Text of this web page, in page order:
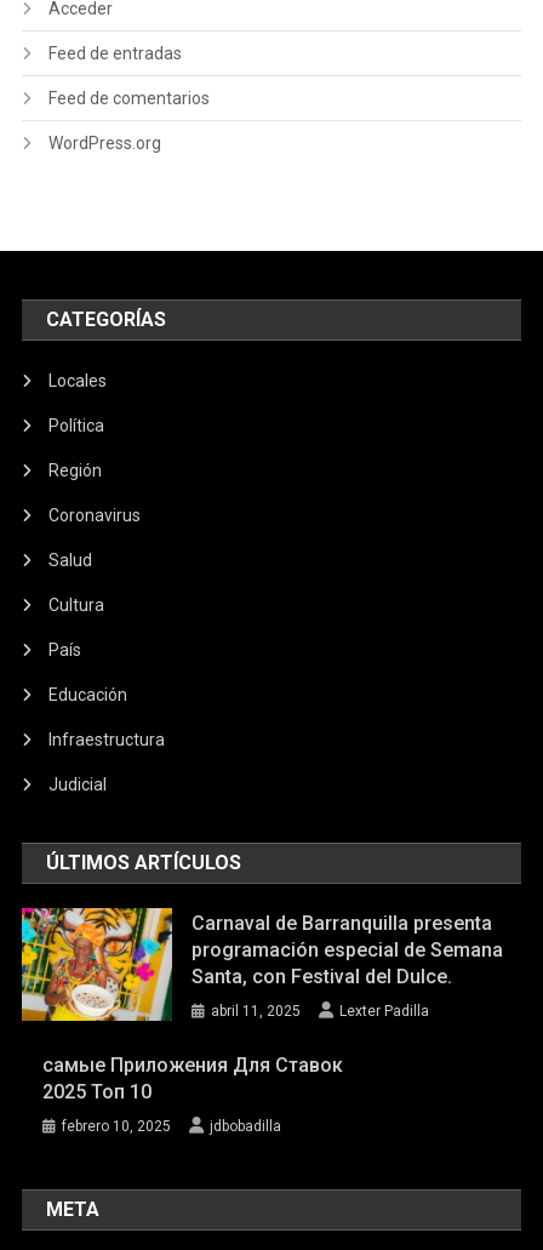
Acceder
Feed de entradas
Feed de comentarios
WordPress.org
CATEGORÍAS
Locales
Política
Región
Coronavirus
Salud
Cultura
País
Educación
Infraestructura
Judicial
ÚLTIMOS ARTÍCULOS
Carnaval de Barranquilla presenta
programación especial de Semana
Santa, con Festival del Dulce.
abril 11, 2025 Lexter Padilla
самые Приложения Для Ставок
2025 Топ 10
febrero 10, 2025 jdbobadilla
META